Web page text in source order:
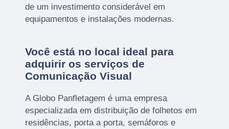
de um investimento considerável em
equipamentos e instalações modernas.
Você está no local ideal para
adquirir os serviços de
Comunicação Visual
A Globo Panfletagem é uma empresa
especializada em distribuição de folhetos em
residências, porta a porta, semáforos e